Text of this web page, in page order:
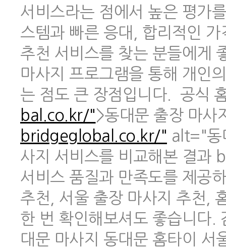
서비스라는 점에서 높은 평가
스템과 빠른 응대, 합리적인
추천 서비스를 찾는 분들에게
마사지 프로그램을 통해 개인
는 점도 큰 장점입니다. 공식
bal.co.kr/">동대문 출장 마
bridgeglobal.co.kr/" alt="동
사지 서비스를 비교해본 결과
서비스 품질과 만족도를 제공
추천, 서울 출장 마사지 추천,
한 번 확인해보셔도 좋습니다
대문 마사지 동대문 홈타이 서